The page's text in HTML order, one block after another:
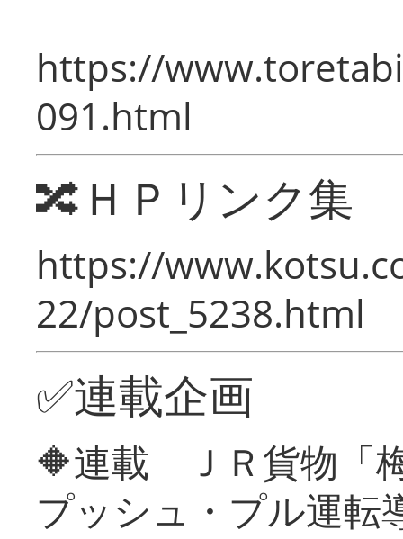
https://
091.html
🔀ＨＰリンク集
https://
22/post_5238.html
✅連載企画
🔶連載 ＪＲ貨物「
プッシュ・プル運転